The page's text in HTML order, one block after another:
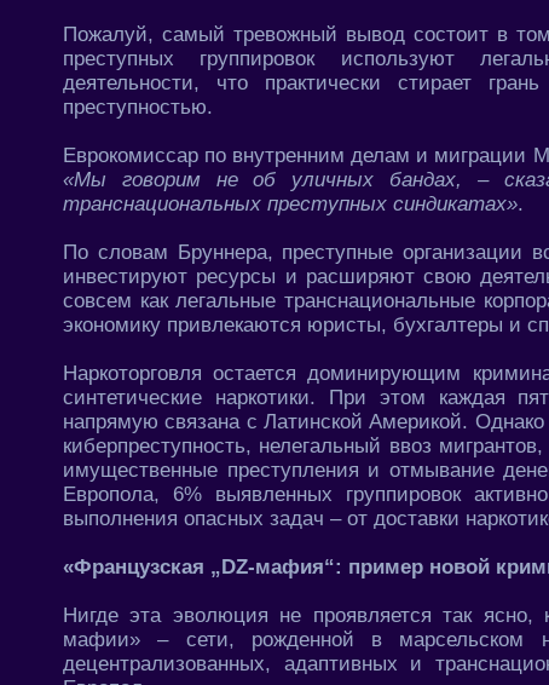
Пожалуй, самый тревожный вывод состоит в
преступных группировок используют
деятельности, что практически стирает
преступностью.
Еврокомиссар по внутренним делам и миграции
«Мы говорим не об уличных бандах, –
транснациональных преступных синдикатах».
По словам Бруннера, преступные организации
инвестируют ресурсы и расширяют свою
совсем как легальные транснациональные
экономику привлекаются юристы, бухгалтеры и
Наркоторговля остается доминирующим
синтетические наркотики. При этом каждая
напрямую связана с Латинской Америкой. Однако
киберпреступность, нелегальный ввоз
имущественные преступления и отмывание
Европола, 6% выявленных группировок
выполнения опасных задач – от доставки
«Французская „DZ-мафия“: пример новой
Нигде эта эволюция не проявляется так
мафии» – сети, рожденной в марсельском
децентрализованных, адаптивных и